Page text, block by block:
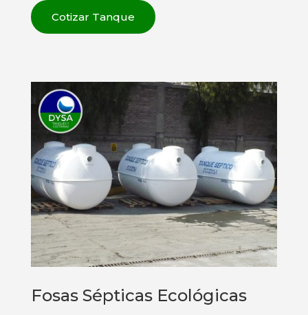
Cotizar Tanque
Fosas Sépticas Ecológicas